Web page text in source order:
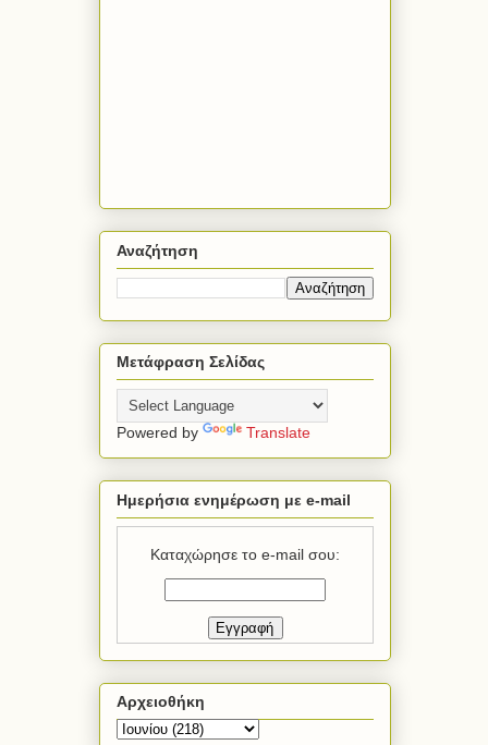
Αναζήτηση
Μετάφραση Σελίδας
Powered by Translate
Ημερήσια ενημέρωση με e-mail
Καταχώρησε το e-mail σου:
Αρχειοθήκη